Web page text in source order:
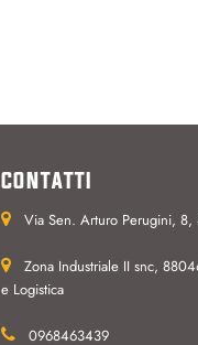
CONTATTI
Via Sen. Arturo Perugini, 8,
Zona Industriale II snc,
e Logistica
0968463439